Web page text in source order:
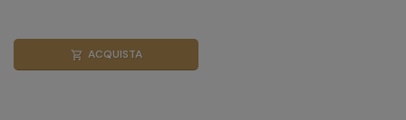
shopping_cart ACQUISTA